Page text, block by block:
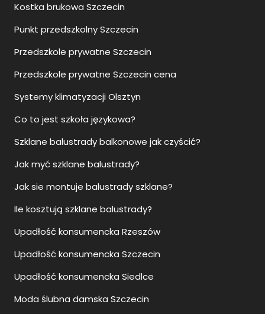
Kostka brukowa Szczecin
Punkt przedszkolny Szczecin
Przedszkole prywatne Szczecin
Przedszkole prywatne Szczecin cena
Systemy klimatyzacji Olsztyn
Co to jest szkoła językowa?
Szklane balustrady balkonowe jak czyścić?
Jak myć szklane balustrady?
Jak sie montuje balustrady szklane?
Ile kosztują szklane balustrady?
Upadłość konsumencka Rzeszów
Upadłość konsumencka Szczecin
Upadłość konsumencka Siedlce
Moda ślubna damska Szczecin